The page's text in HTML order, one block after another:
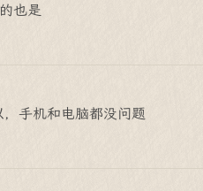
也是
手机和电脑都没问题